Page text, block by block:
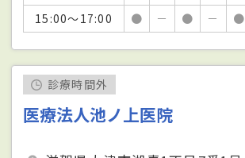
15:00～17:00
● － ● － ●
診療時間外
医療法人池ノ上医院